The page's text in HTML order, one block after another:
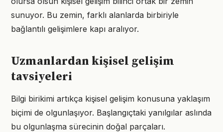
sunuyor. Bu zemin, farklı alanlarda birbiriyle
bağlantılı gelişimlere kapı aralıyor.
Uzmanlardan kişisel gelişim
tavsiyeleri
Bilgi birikimi artıkça kişisel gelişim konusuna yaklaşım
biçimi de olgunlaşıyor. Başlangıçtaki yanılgılar aslında
bu olgunlaşma sürecinin doğal parçaları.